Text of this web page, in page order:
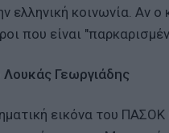
ελληνική κοινωνία. Αν
που είναι
Λουκάς Γεωργιάδης
εικόνα του